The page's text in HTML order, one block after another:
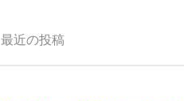
最近の投稿